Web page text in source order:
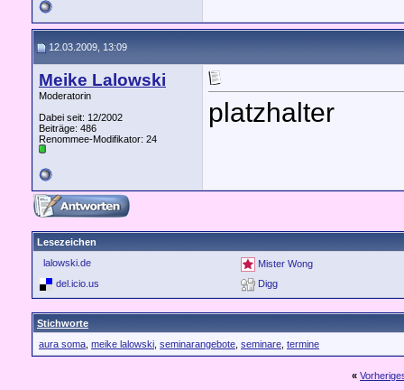
12.03.2009, 13:09
Meike Lalowski
Moderatorin
Dabei seit: 12/2002
Beiträge: 486
Renommee-Modifikator: 24
platzhalter
Lesezeichen
lalowski.de
Mister Wong
del.icio.us
Digg
Stichworte
aura soma meike lalowski seminarangebote seminare termine
«